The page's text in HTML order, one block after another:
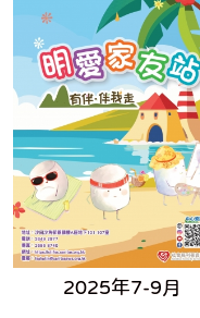
2025年7-9月